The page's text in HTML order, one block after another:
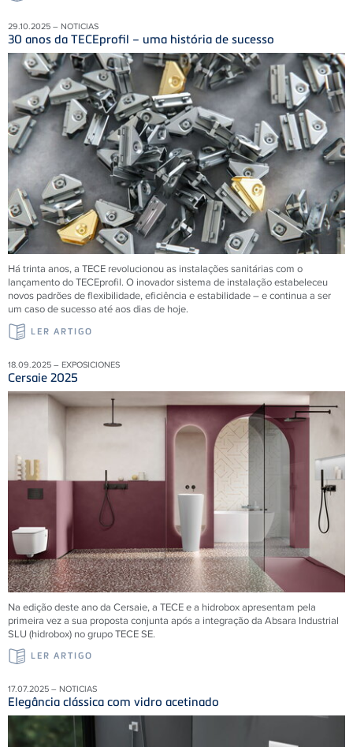
29.10.2025 – NOTICIAS
30 anos da TECEprofil – uma história de sucesso
Há trinta anos, a TECE revolucionou as instalações sanitárias com o
lançamento do TECEprofil. O inovador sistema de instalação estabeleceu
novos padrões de flexibilidade, eficiência e estabilidade – e continua a ser
um caso de sucesso até aos dias de hoje.
LER ARTIGO
18.09.2025 – EXPOSICIONES
Cersaie 2025
Na edição deste ano da Cersaie, a TECE e a hidrobox apresentam pela
primeira vez a sua proposta conjunta após a integração da Absara Industrial
SLU (hidrobox) no grupo TECE SE.
LER ARTIGO
17.07.2025 – NOTICIAS
Elegância clássica com vidro acetinado